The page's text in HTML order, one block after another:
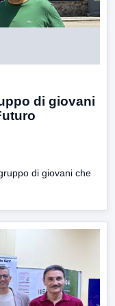
di giovani
di giovani che